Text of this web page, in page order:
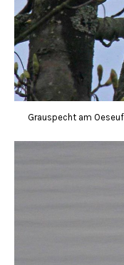
Grauspecht am